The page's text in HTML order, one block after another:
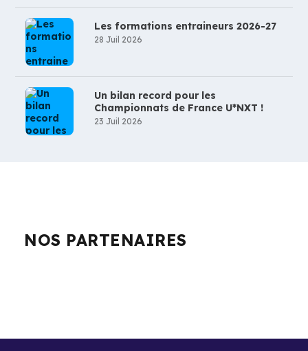
Les formations entraineurs 2026-27
28 Juil 2026
Un bilan record pour les
Championnats de France U*NXT !
23 Juil 2026
NOS PARTENAIRES